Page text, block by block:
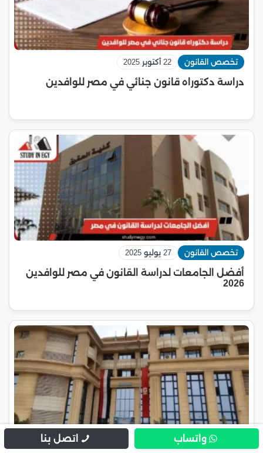
تخصص القانون 22 أكتوبر 2025
دراسة دكتوراه قانون جنائي في مصر للوافدين
تخصص القانون 27 يوليو 2025
أفضل الجامعات لدراسة القانون في مصر للوافدين
2026
تخصص القانون
واتساب اتصل بنا